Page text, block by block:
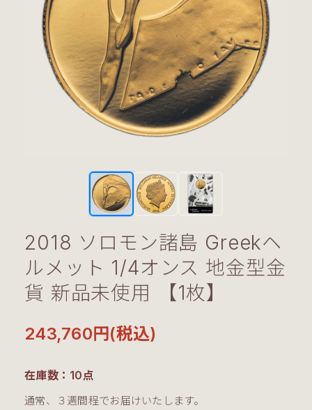
2018 ソロモン諸島 Greekヘ
ルメット 1/4オンス 地金型金
貨 新品未使用 【1枚】
243,760円(税込)
在庫数：10点
通常、３週間程でお届けいたします。